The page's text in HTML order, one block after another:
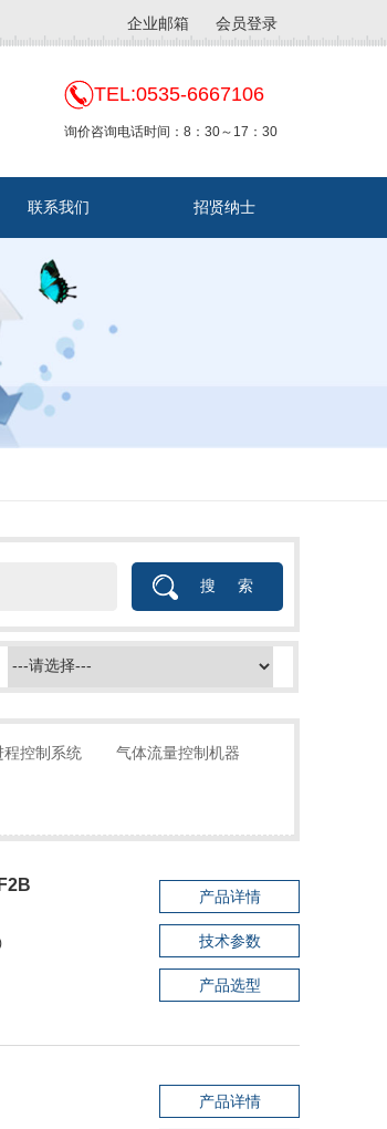
企业邮箱 会员登录
TEL:0535-6667106
询价咨询电话时间：8：30～17：30
联系我们 招贤纳士
程控制系统 气体流量控制机器
产品详情
技术参数
产品选型
产品详情